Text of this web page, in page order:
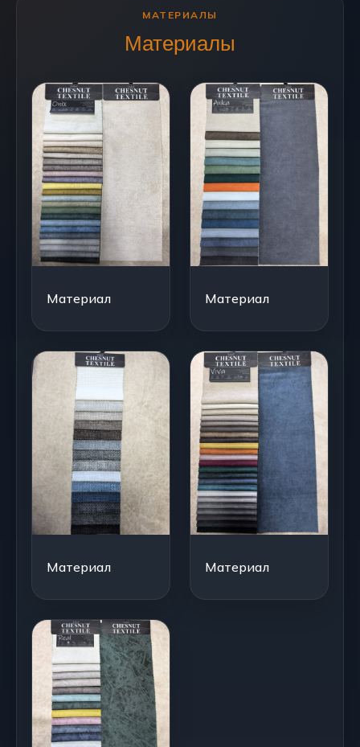
МАТЕРИАЛЫ
Материалы
Материал Материал
Материал Материал